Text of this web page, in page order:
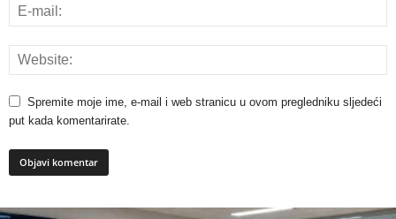
Spremite moje ime, e-mail i web stranicu u ovom pregledniku sljedeći
put kada komentarirate.